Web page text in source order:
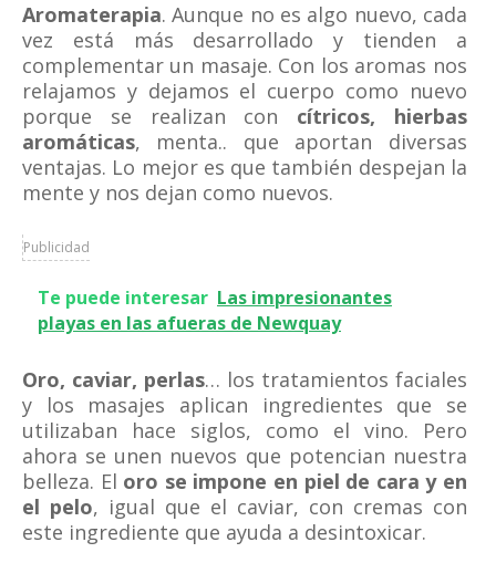
Aromaterapia. Aunque no es algo nuevo, cada
vez está más desarrollado y tienden a
complementar un masaje. Con los aromas nos
relajamos y dejamos el cuerpo como nuevo
porque se realizan con cítricos, hierbas
aromáticas, menta.. que aportan diversas
ventajas. Lo mejor es que también despejan la
mente y nos dejan como nuevos.
Publicidad
Te puede interesar Las impresionantes
playas en las afueras de Newquay
Oro, caviar, perlas… los tratamientos faciales
y los masajes aplican ingredientes que se
utilizaban hace siglos, como el vino. Pero
ahora se unen nuevos que potencian nuestra
belleza. El oro se impone en piel de cara y en
el pelo, igual que el caviar, con cremas con
este ingrediente que ayuda a desintoxicar.